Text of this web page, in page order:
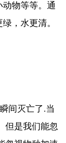
物等等。通
，水更清。
间灭亡了.当
但是我们能忽